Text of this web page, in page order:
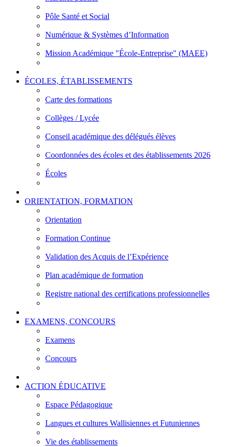
Pôle Santé et Social
Numérique & Systèmes d’Information
Mission Académique "École-Entreprise" (MAEE)
ÉCOLES, ÉTABLISSEMENTS
Carte des formations
Collèges / Lycée
Conseil académique des délégués élèves
Coordonnées des écoles et des établissements 2026
Écoles
ORIENTATION, FORMATION
Orientation
Formation Continue
Validation des Acquis de l’Expérience
Plan académique de formation
Registre national des certifications professionnelles
EXAMENS, CONCOURS
Examens
Concours
ACTION ÉDUCATIVE
Espace Pédagogique
Langues et cultures Wallisiennes et Futuniennes
Vie des établissements